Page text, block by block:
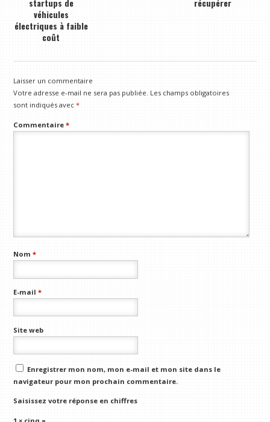
véhicules
électriques à faible
coût
Laisser un commentaire
Votre adresse e-mail ne sera pas publiée. Les champs obligatoires
sont indiqués avec*
Commentaire*
Nom*
E-mail*
Site web
Enregistrer mon nom, mon e-mail et mon site dans le
navigateur pour mon prochain commentaire.
Saisissez votre réponse en chiffres